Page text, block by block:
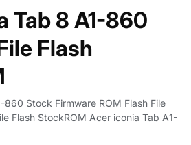
Tab 8 A1-860
Flash
860 Stock Firmware ROM Flash File
Flash StockROM Acer iconia Tab A1-